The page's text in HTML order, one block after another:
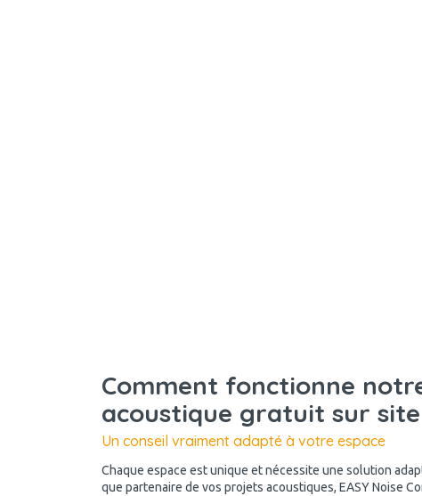
Comment fonctionne
acoustique gratuit sur site
Un conseil vraiment adapté à votre espace
Chaque espace est unique et nécessite une solution
que partenaire de vos projets acoustiques, EASY Noise